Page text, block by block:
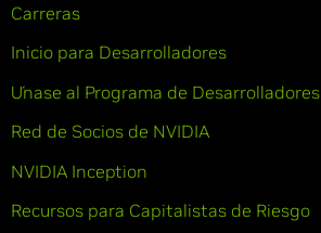
Carreras
Inicio para Desarrolladores
Únase al Programa de Desarrolladores
Red de Socios de NVIDIA
NVIDIA Inception
Recursos para Capitalistas de Riesgo